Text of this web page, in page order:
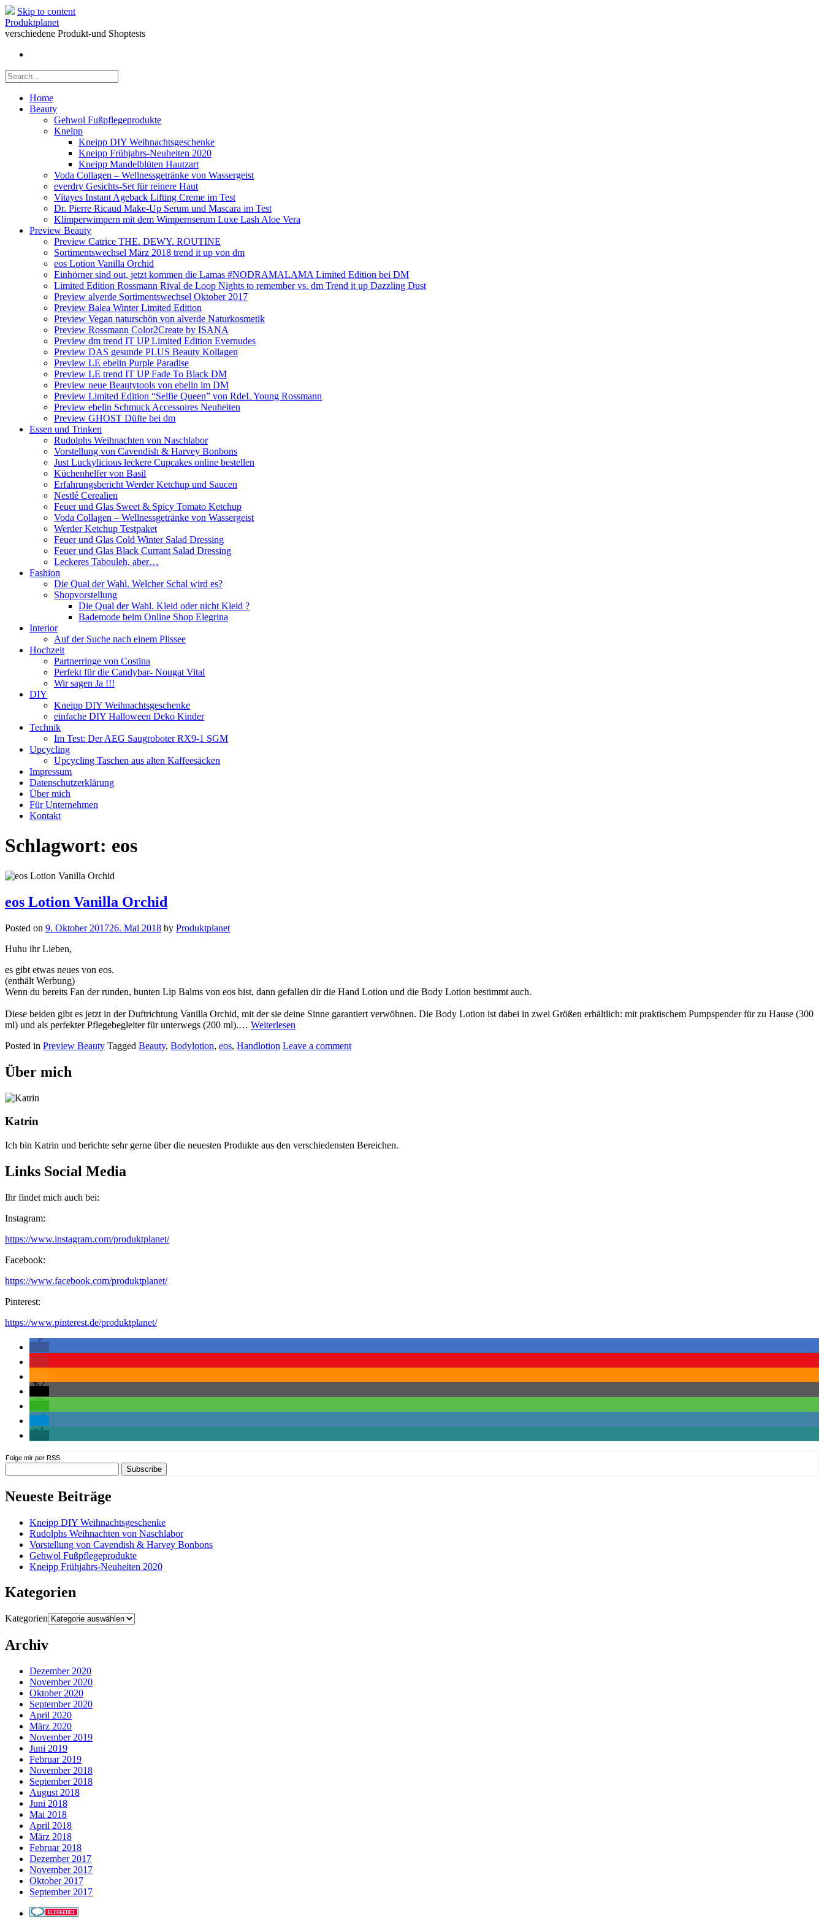
Skip to content
Produktplanet
verschiedene Produkt-und Shoptests
Home
Beauty
Gehwol Fußpflegeprodukte
Kneipp
Kneipp DIY Weihnachtsgeschenke
Kneipp Frühjahrs-Neuheiten 2020
Kneipp Mandelblüten Hautzart
Voda Collagen – Wellnessgetränke von Wassergeist
everdry Gesichts-Set für reinere Haut
Vitayes Instant Ageback Lifting Creme im Test
Dr. Pierre Ricaud Make-Up Serum und Mascara im Test
Klimperwimpern mit dem Wimpernserum Luxe Lash Aloe Vera
Preview Beauty
Preview Catrice THE. DEWY. ROUTINE
Sortimentswechsel März 2018 trend it up von dm
eos Lotion Vanilla Orchid
Einhörner sind out, jetzt kommen die Lamas #NODRAMALAMA Limited Edition bei DM
Limited Edition Rossmann Rival de Loop Nights to remember vs. dm Trend it up Dazzling Dust
Preview alverde Sortimentswechsel Oktober 2017
Preview Balea Winter Limited Edition
Preview Vegan naturschön von alverde Naturkosmetik
Preview Rossmann Color2Create by ISANA
Preview dm trend IT UP Limited Edition Evernudes
Preview DAS gesunde PLUS Beauty Kollagen
Preview LE ebelin Purple Paradise
Preview LE trend IT UP Fade To Black DM
Preview neue Beautytools von ebelin im DM
Preview Limited Edition “Selfie Queen” von RdeL Young Rossmann
Preview ebelin Schmuck Accessoires Neuheiten
Preview GHOST Düfte bei dm
Essen und Trinken
Rudolphs Weihnachten von Naschlabor
Vorstellung von Cavendish & Harvey Bonbons
Just Luckylicious leckere Cupcakes online bestellen
Küchenhelfer von Basil
Erfahrungsbericht Werder Ketchup und Saucen
Nestlé Cerealien
Feuer und Glas Sweet & Spicy Tomato Ketchup
Voda Collagen – Wellnessgetränke von Wassergeist
Werder Ketchup Testpaket
Feuer und Glas Cold Winter Salad Dressing
Feuer und Glas Black Currant Salad Dressing
Leckeres Tabouleh, aber…
Fashion
Die Qual der Wahl. Welcher Schal wird es?
Shopvorstellung
Die Qual der Wahl. Kleid oder nicht Kleid ?
Bademode beim Online Shop Elegrina
Interior
Auf der Suche nach einem Plissee
Hochzeit
Partnerringe von Costina
Perfekt für die Candybar- Nougat Vital
Wir sagen Ja !!!
DIY
Kneipp DIY Weihnachtsgeschenke
einfache DIY Halloween Deko Kinder
Technik
Im Test: Der AEG Saugroboter RX9-1 SGM
Upcycling
Upcycling Taschen aus alten Kaffeesäcken
Impressum
Datenschutzerklärung
Über mich
Für Unternehmen
Kontakt
Schlagwort: eos
eos Lotion Vanilla Orchid
Posted on 9. Oktober 201726. Mai 2018 by Produktplanet
Huhu ihr Lieben,
es gibt etwas neues von eos.
(enthält Werbung)
Wenn du bereits Fan der runden, bunten Lip Balms von eos bist, dann gefallen dir die Hand Lotion und die Body Lotion bestimmt auch.
Diese beiden gibt es jetzt in der Duftrichtung Vanilla Orchid, mit der sie deine Sinne garantiert verwöhnen. Die Body Lotion ist dabei in zwei Größen erhältlich: mit praktischem Pumpspender für zu Hause (300
ml) und als perfekter Pflegebegleiter für unterwegs (200 ml).… Weiterlesen
Posted in Preview Beauty Tagged Beauty, Bodylotion, eos, Handlotion Leave a comment
Über mich
Katrin
Ich bin Katrin und berichte sehr gerne über die neuesten Produkte aus den verschiedensten Bereichen.
Links Social Media
Ihr findet mich auch bei:
Instagram:
https://www.instagram.com/produktplanet/
Facebook:
https://www.facebook.com/produktplanet/
Pinterest:
https://www.pinterest.de/produktplanet/
Folge mir per RSS
Neueste Beiträge
Kneipp DIY Weihnachtsgeschenke
Rudolphs Weihnachten von Naschlabor
Vorstellung von Cavendish & Harvey Bonbons
Gehwol Fußpflegeprodukte
Kneipp Frühjahrs-Neuheiten 2020
Kategorien
Kategorien
Archiv
Dezember 2020
November 2020
Oktober 2020
September 2020
April 2020
März 2020
November 2019
Juni 2019
Februar 2019
November 2018
September 2018
August 2018
Juni 2018
Mai 2018
April 2018
März 2018
Februar 2018
Dezember 2017
November 2017
Oktober 2017
September 2017